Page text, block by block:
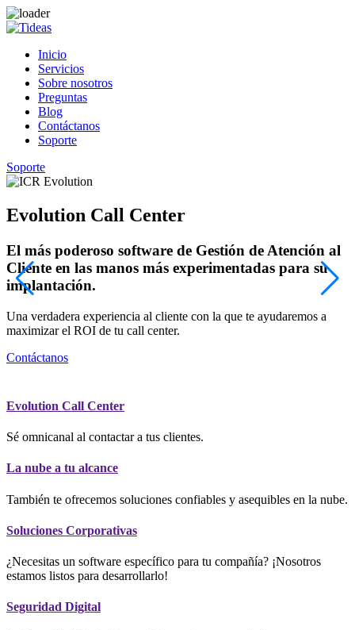
Inicio
Servicios
Sobre nosotros
Preguntas
Blog
Contáctanos
Soporte
Soporte
Evolution Call Center
El más poderoso software de Gestión de Atención al
Cliente en las manos más experimentadas para su
implantación.
Una verdadera experiencia al cliente con la que te ayudaremos a
maximizar el ROI de tu call center.
Contáctanos
Evolution Call Center
Sé omnicanal al contactar a tus clientes.
La nube a tu alcance
También te ofrecemos soluciones confiables y asequibles en la nube.
Soluciones Corporativas
¿Necesitas un software específico para tu compañía? ¡Nosotros
estamos listos para desarrollarlo!
Seguridad Digital